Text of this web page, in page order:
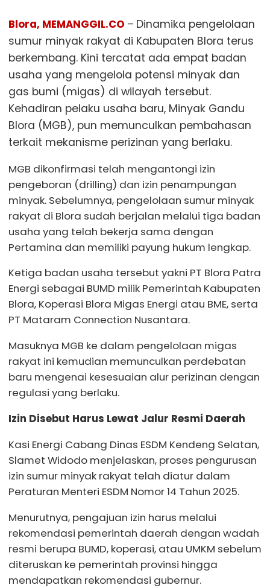
Blora, MEMANGGIL.CO – Dinamika pengelolaan
sumur minyak rakyat di Kabupaten Blora terus
berkembang. Kini tercatat ada empat badan
usaha yang mengelola potensi minyak dan
gas bumi (migas) di wilayah tersebut.
Kehadiran pelaku usaha baru, Minyak Gandu
Blora (MGB), pun memunculkan pembahasan
terkait mekanisme perizinan yang berlaku.
MGB dikonfirmasi telah mengantongi izin
pengeboran (drilling) dan izin penampungan
minyak. Sebelumnya, pengelolaan sumur minyak
rakyat di Blora sudah berjalan melalui tiga badan
usaha yang telah bekerja sama dengan
Pertamina dan memiliki payung hukum lengkap.
Ketiga badan usaha tersebut yakni PT Blora Patra
Energi sebagai BUMD milik Pemerintah Kabupaten
Blora, Koperasi Blora Migas Energi atau BME, serta
PT Mataram Connection Nusantara.
Masuknya MGB ke dalam pengelolaan migas
rakyat ini kemudian memunculkan perdebatan
baru mengenai kesesuaian alur perizinan dengan
regulasi yang berlaku.
Izin Disebut Harus Lewat Jalur Resmi Daerah
Kasi Energi Cabang Dinas ESDM Kendeng Selatan,
Slamet Widodo menjelaskan, proses pengurusan
izin sumur minyak rakyat telah diatur dalam
Peraturan Menteri ESDM Nomor 14 Tahun 2025.
Menurutnya, pengajuan izin harus melalui
rekomendasi pemerintah daerah dengan wadah
resmi berupa BUMD, koperasi, atau UMKM sebelum
diteruskan ke pemerintah provinsi hingga
mendapatkan rekomendasi gubernur.